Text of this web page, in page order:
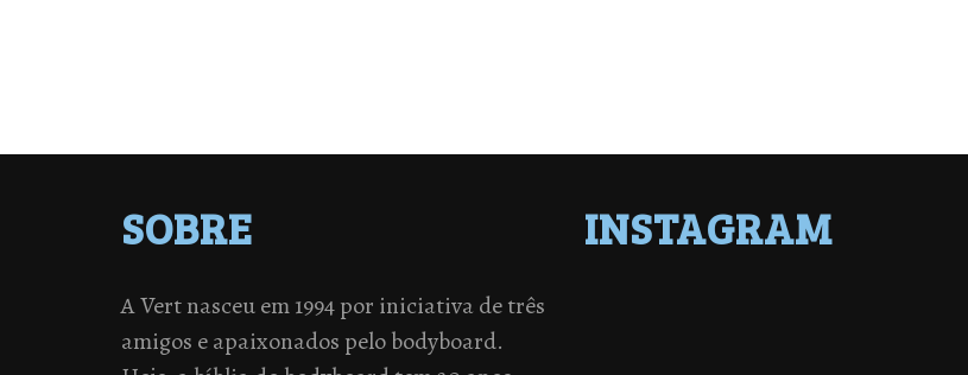
SOBRE
A Vert nasceu em 1994 por iniciativa de três
amigos e apaixonados pelo bodyboard.
INSTAGRAM